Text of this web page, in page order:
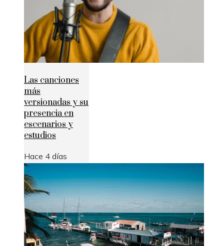
Las canciones
más
versionadas y su
presencia en
escenarios y
estudios
Hace 4 días